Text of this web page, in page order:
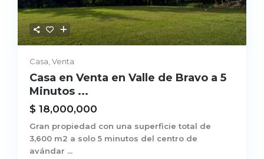
Casa Venta
Casa en Venta en Valle de Bravo a 5
Minutos ...
$ 18,000,000
Gran propiedad con una superficie total de
3,600 m2 a solo 5 minutos del centro de
avándar ...